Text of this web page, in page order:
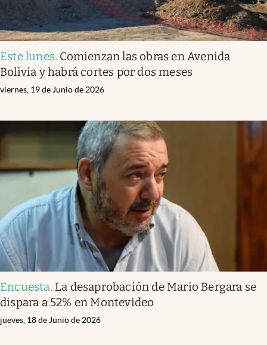
Este lunes. Comienzan las obras en Avenida
Bolivia y habrá cortes por dos meses
viernes, 19 de Junio de 2026
Encuesta. La desaprobación de Mario Bergara se
dispara a 52% en Montevideo
jueves, 18 de Junio de 2026